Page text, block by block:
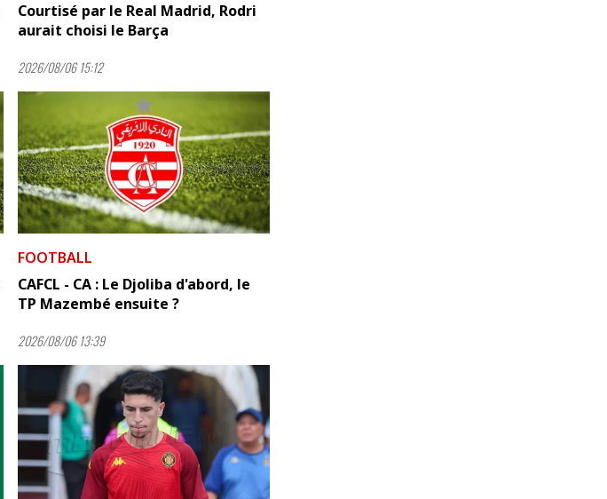
Courtisé par le Real Madrid, Rodri
aurait choisi le Barça
2026/08/06 15:12
FOOTBALL
CAFCL - CA : Le Djoliba d'abord, le
TP Mazembé ensuite ?
2026/08/06 13:39